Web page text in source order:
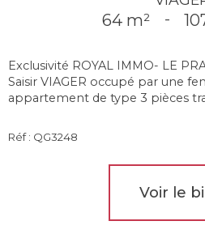
64 m² -
Exclusivité ROYAL IMMO- LE
Saisir VIAGER occupé par une
appartement de type 3 pièces
Réf : QG3248
Voir le